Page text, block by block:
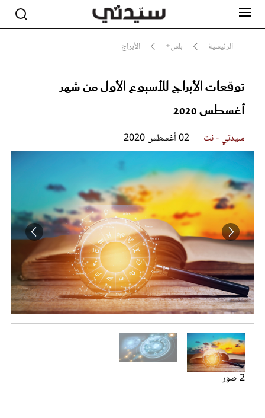
الرئيسية بلس+ الأبراج
توقعات الأبراج للأسبوع الأول من شهر
أغسطس 2020
سيدتي - نت 02 أغسطس 2020
توقعات الأبراج للأسبوع الأول من شهر أغسطس 2020 على جميع الأصعدة
2 صور
مشاهير
جمال
سيدتي وطفلك
لايف ستايل
فيديو
مطبخ سيدتي
مقالات الرأي
ستايل
تقارير
عروس سيدتي